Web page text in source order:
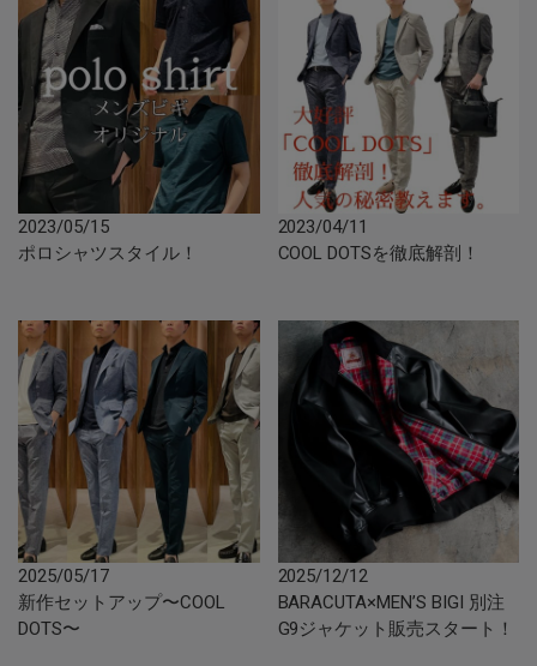
2023/05/15
ポロシャツスタイル！
2023/04/11
COOL DOTSを徹底解剖！
2025/05/17
新作セットアップ〜COOL
DOTS〜
2025/12/12
BARACUTA×MEN’S BIGI 別注
G9ジャケット販売スタート！